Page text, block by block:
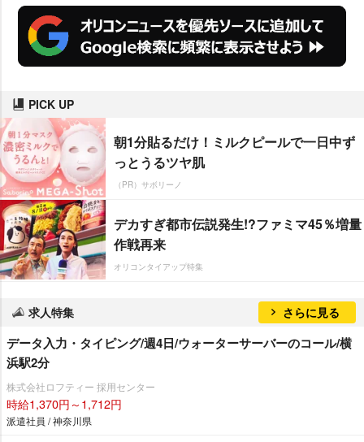
PICK UP
朝1分貼るだけ！ミルクピールで一日中ず
っとうるツヤ肌
（PR）サボリーノ
デカすぎ都市伝説発生!?ファミマ45％増量
作戦再来
オリコンタイアップ特集
求人特集 さらに見る
データ入力・タイピング/週4日/ウォーターサーバーのコール/横
浜駅2分
株式会社ロフティー 採用センター
時給1,370円～1,712円
派遣社員 / 神奈川県